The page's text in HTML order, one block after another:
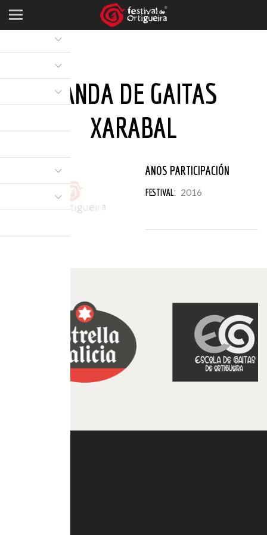
BANDA DE GAITAS
XARABAL
ANOS PARTICIPACIÓN
FESTIVAL: 2016